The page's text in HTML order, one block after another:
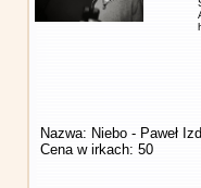
Nazwa: Niebo - Paweł
Cena w irkach: 50